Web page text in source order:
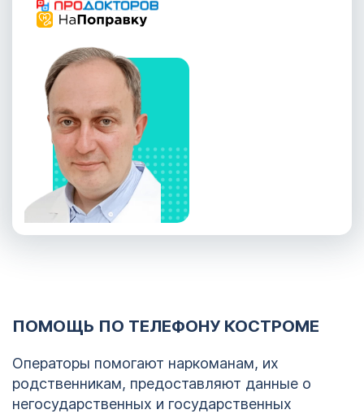
ПОМОЩЬ ПО ТЕЛЕФОНУ КОСТРОМЕ
Операторы помогают наркоманам, их
родственникам, предоставляют данные о
негосударственных и государственных